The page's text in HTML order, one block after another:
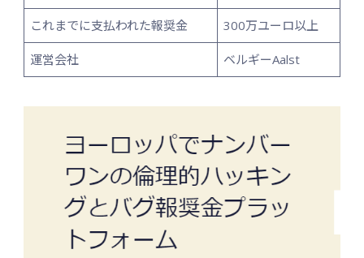
これまでに支払われた報奨金 300万ユーロ以上
運営会社 ベルギーAalst